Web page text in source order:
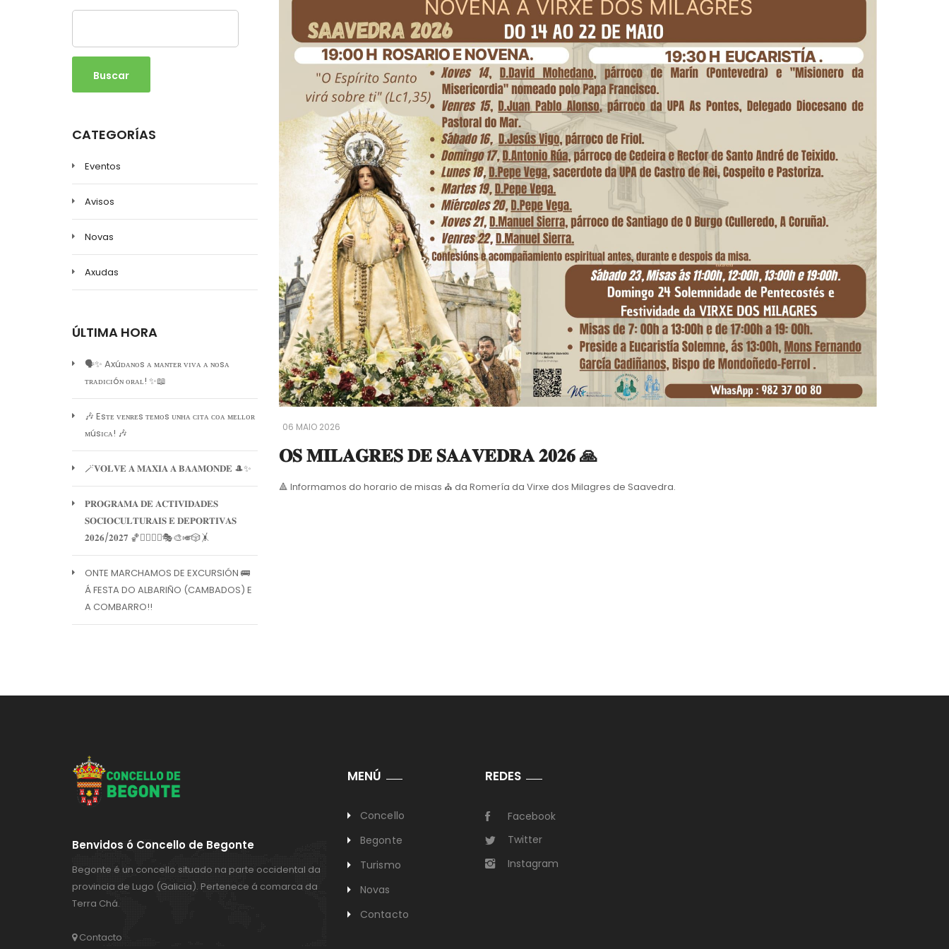
CATEGORÍAS
Eventos
Avisos
Novas
Axudas
ÚLTIMA HORA
🗣️✨ Axúᴅᴀɴᴏs ᴀ ᴍᴀɴᴛᴇʀ ᴠɪᴠᴀ ᴀ ɴᴏsᴀ
ᴛʀᴀᴅɪᴄɪóɴ ᴏʀᴀʟ! ✨📖
🎶 Esᴛᴇ ᴠᴇɴʀᴇs ᴛᴇᴍᴏs ᴜɴʜᴀ ᴄɪᴛᴀ ᴄᴏᴀ ᴍᴇʟʟᴏʀ
ᴍúsɪᴄᴀ! 🎶
🪄𝐕𝐎𝐋𝐕𝐄 𝐀 𝐌𝐀𝐗𝐈𝐀 𝐀 𝐁𝐀𝐀𝐌𝐎𝐍𝐃𝐄 🎩✨
𝐏𝐑𝐎𝐆𝐑𝐀𝐌𝐀 𝐃𝐄 𝐀𝐂𝐓𝐈𝐕𝐈𝐃𝐀𝐃𝐄𝐒
𝐒𝐎𝐂𝐈𝐎𝐂𝐔𝐋𝐓𝐔𝐑𝐀𝐈𝐒 𝐄 𝐃𝐄𝐏𝐎𝐑𝐓𝐈𝐕𝐀𝐒
𝟐𝟎𝟐𝟔/𝟐𝟎𝟐𝟕 🏀🏊‍♀️🧘‍♀️🎭🎨🎺🎲🤸
ONTE MARCHAMOS DE EXCURSIÓN 🚌
Á FESTA DO ALBARIÑO (CAMBADOS) E
A COMBARRO!!
06 MAIO 2026
𝐎𝐒 𝐌𝐈𝐋𝐀𝐆𝐑𝐄𝐒 𝐃𝐄 𝐒𝐀𝐀𝐕𝐄𝐃𝐑𝐀 𝟐𝟎𝟐𝟔 🙏
🔺 Informamos do horario de misas ⛪️ da Romería da Virxe dos Milagres de Saavedra.
Benvidos ó Concello de Begonte
Begonte é un concello situado na parte occidental da
provincia de Lugo (Galicia). Pertenece á comarca da
Terra Chá.
Contacto
MENÚ
Concello
Begonte
Turismo
Novas
Contacto
REDES
Facebook
Twitter
Instagram